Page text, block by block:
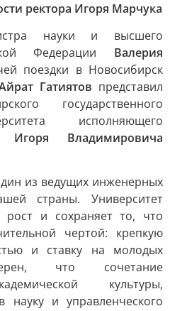
ректора Игоря Марчука
науки и высшего
Федерации Валерия
поездки в Новосибирск
Гатиятов представил
государственного
исполняющего
Игоря Владимировича
из ведущих инженерных
страны. Университет
рост и сохраняет то, что
чертой: крепкую
и ставку на молодых
что сочетание
культуры,
науку и управленческого